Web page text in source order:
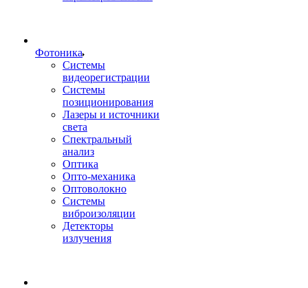
Фотоника
Cистемы
видеорегистрации
Системы
позиционирования
Лазеры и источники
света
Спектральный
анализ
Оптика
Опто-механика
Оптоволокно
Системы
виброизоляции
Детекторы
излучения